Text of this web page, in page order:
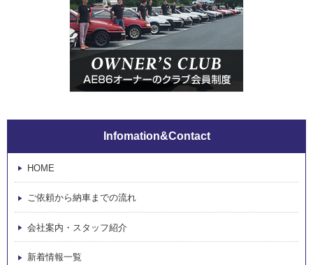
Infomation&Contact
HOME
ご依頼から納車までの流れ
会社案内・スタッフ紹介
新着情報一覧